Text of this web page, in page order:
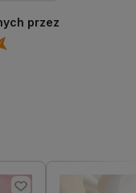
przez